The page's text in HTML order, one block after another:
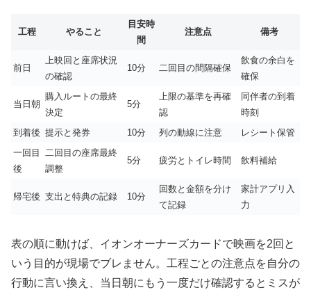
工程 やること
目安時
間
注意点 備考
前日
上映回と座席状況
の確認
10分 二回目の間隔確保
飲食の余白を
確保
当日朝
購入ルートの最終
決定
5分
上限の基準を再確
認
同伴者の到着
時刻
到着後 提示と発券 10分 列の動線に注意
レシート保管
一回目
後
二回目の座席最終
調整
5分 疲労とトイレ時間 飲料補給
帰宅後 支出と特典の記録 10分
回数と金額を分け
て記録
家計アプリ入
力
表の順に動けば、イオンオーナーズカードで映画を2回と
いう目的が現場でブレません。工程ごとの注意点を自分の
行動に言い換え、当日朝にもう一度だけ確認するとミスが